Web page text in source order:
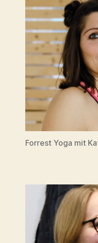
Forrest Yoga mit